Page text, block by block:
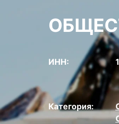
ИНН:
Категория: